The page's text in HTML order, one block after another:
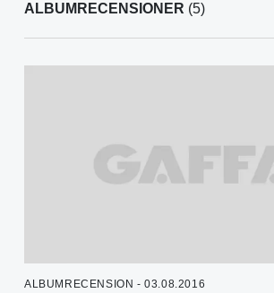
ALBUMRECENSIONER (5)
ALBUMRECENSION - 03.08.2016